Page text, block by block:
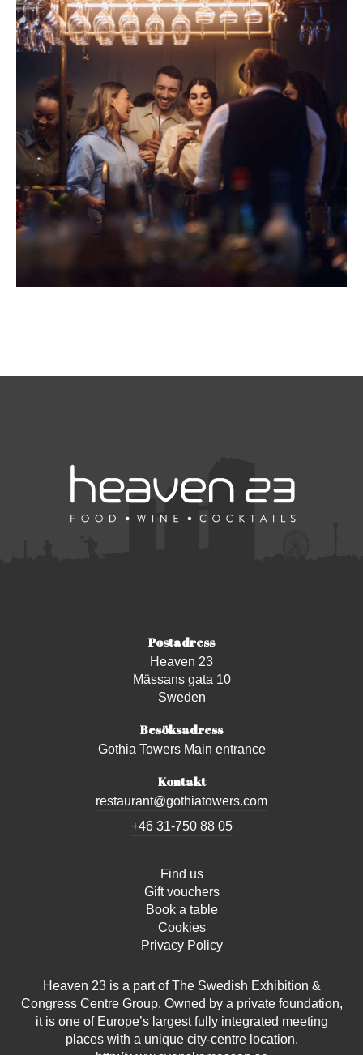
Postadress
Heaven 23
Mässans gata 10
Sweden
Besöksadress
Gothia Towers Main entrance
Kontakt
restaurant@gothiatowers.com
+46 31-750 88 05
Find us
Gift vouchers
Book a table
Cookies
Privacy Policy
Heaven 23 is a part of The Swedish Exhibition &
Congress Centre Group. Owned by a private foundation,
it is one of Europe’s largest fully integrated meeting
places with a unique city-centre location.